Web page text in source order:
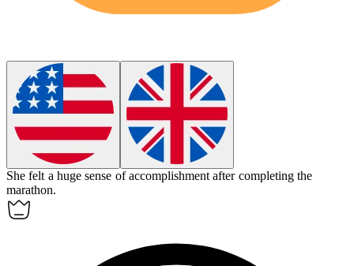
She felt a huge sense of accomplishment after completing the
marathon.